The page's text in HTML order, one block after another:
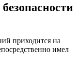
приходится на
имел